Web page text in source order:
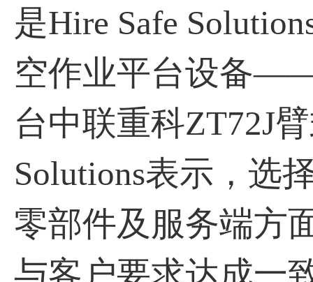
是Hire Safe
空作业平台设备
台中联重科ZT72J
Solutions表示，选
零部件及服务端方
与客户要求达成一